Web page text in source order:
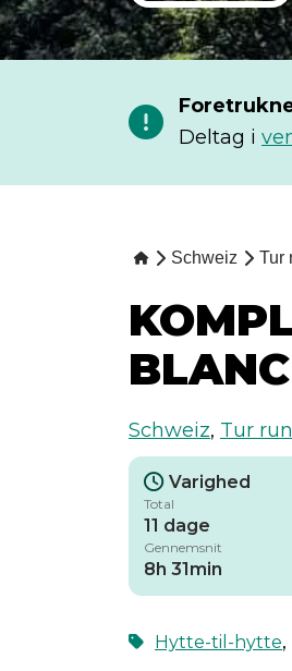
Deltag i
Schweiz Tur
Schweiz, Tur
Varighed
Total
11 dage
Gennemsnit
8h 31min
Hytte-til-hytte,